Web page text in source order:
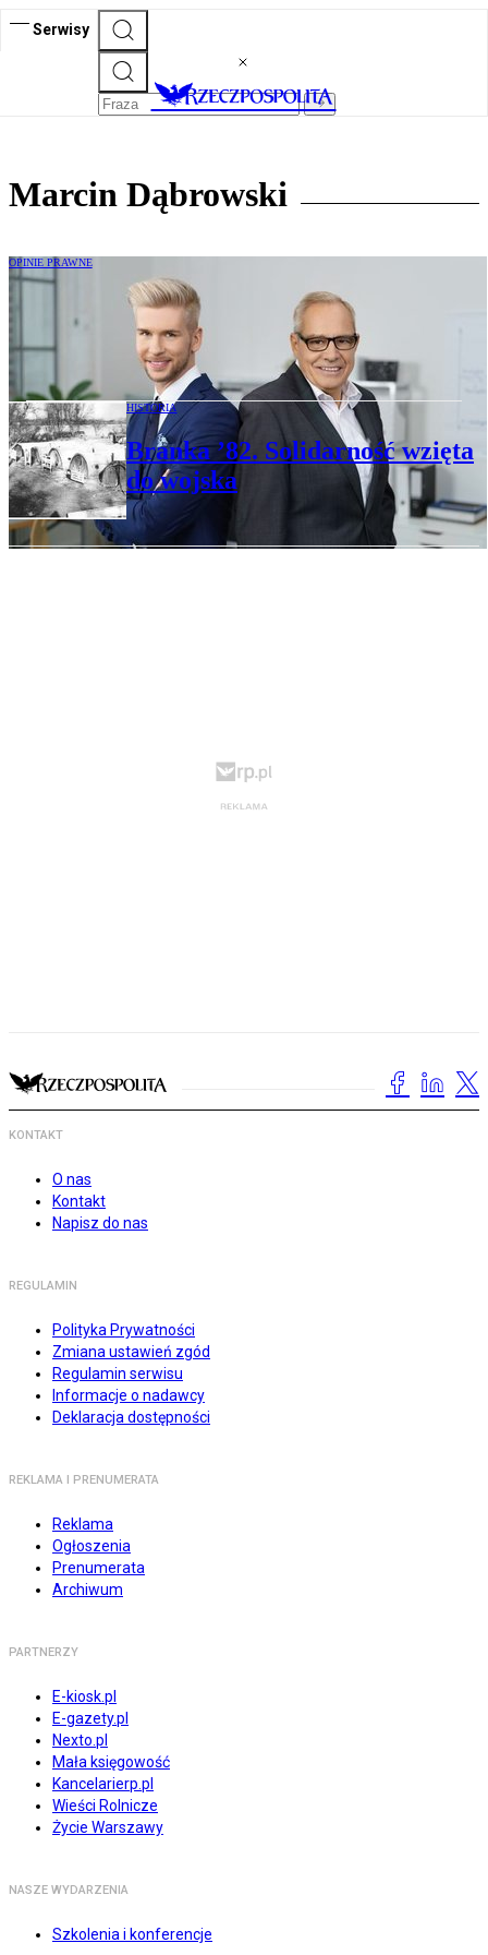
Serwisy
Marcin Dąbrowski
OPINIE PRAWNE
Marcin Dąbrowski: Jak zapewnić
sukcesorom „okres próbny” w firmie
rodzinnej?
HISTORIA
Branka ’82. Solidarność wzięta
do wojska
KONTAKT
O nas
Kontakt
Napisz do nas
REGULAMIN
Polityka Prywatności
Zmiana ustawień zgód
Regulamin serwisu
Informacje o nadawcy
Deklaracja dostępności
REKLAMA I PRENUMERATA
Reklama
Ogłoszenia
Prenumerata
Archiwum
PARTNERZY
E-kiosk.pl
E-gazety.pl
Nexto.pl
Mała księgowość
Kancelarierp.pl
Wieści Rolnicze
Życie Warszawy
NASZE WYDARZENIA
Szkolenia i konferencje